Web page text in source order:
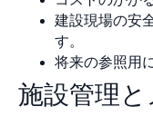
建設現場の安
す。
将来の参照用
施設管理